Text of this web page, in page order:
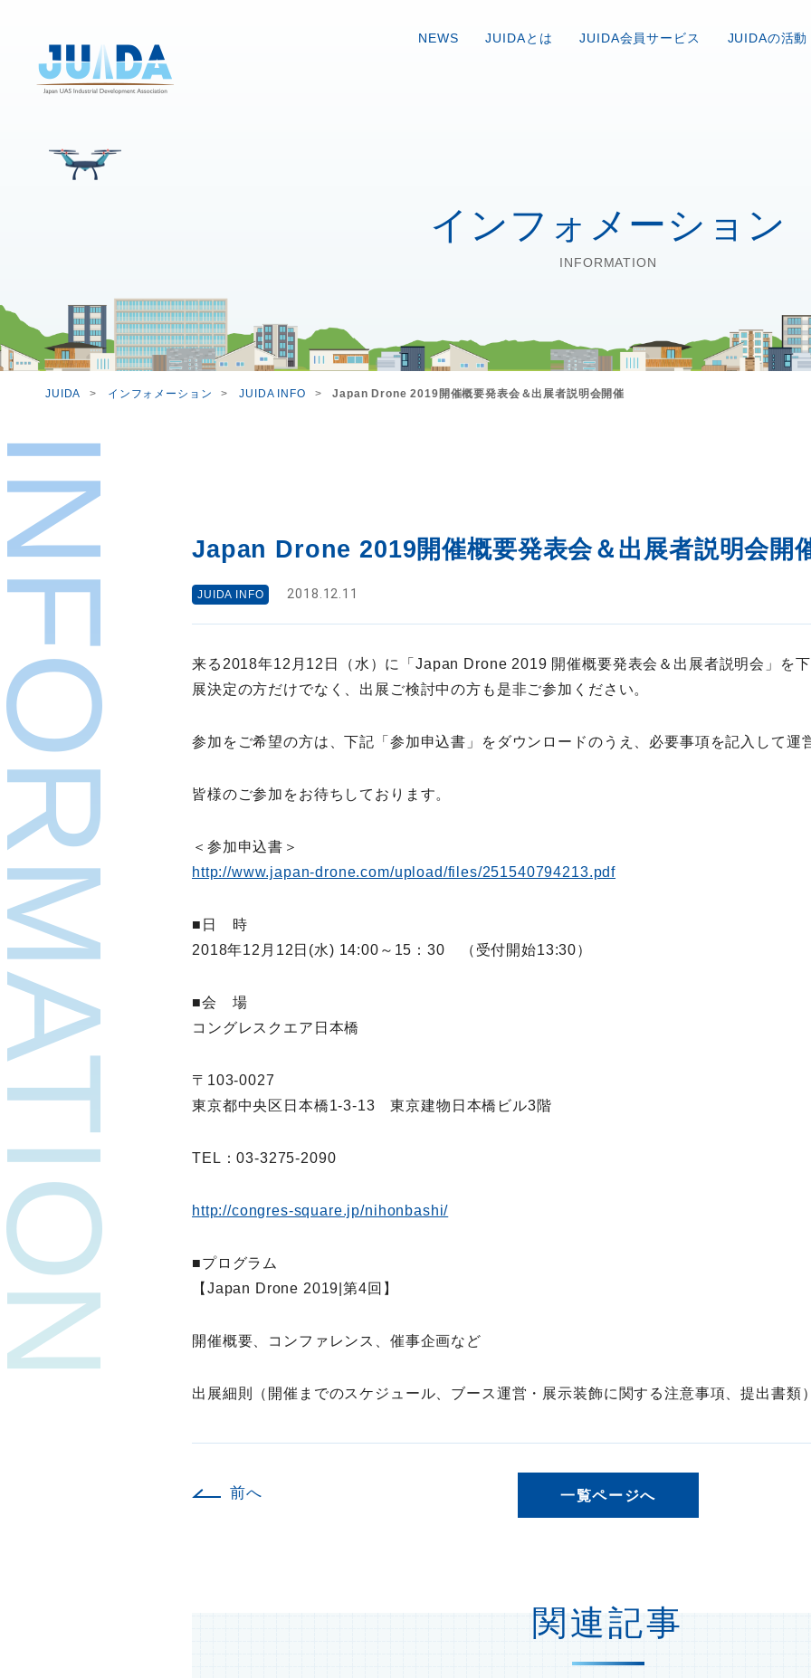
NEWS
JUIDAとは JUIDA会員サービス JUIDAの活動
インフォメーション
INFORMATION
JUIDA インフォメーション JUIDA INFO Japan Drone 2019開催概要発表会＆出展者説明会開催
Japan Drone 2019開催概要発表会＆出展者説明会開
JUIDA INFO 2018.12.11
来る2018年12月12日（水）に「Japan Drone 2019 開催概要発表会＆出展者説明会」を
展決定の方だけでなく、出展ご検討中の方も是非ご参加ください。
参加をご希望の方は、下記「参加申込書」をダウンロードのうえ、必要事項を記入して運
皆様のご参加をお待ちしております。
＜参加申込書＞
http://www.japan-drone.com/upload/files/251540794213.pdf
■日 時
2018年12月12日(水) 14:00～15：30 （受付開始13:30）
■会 場
コングレスクエア日本橋
〒103-0027
東京都中央区日本橋1-3-13 東京建物日本橋ビル3階
TEL：03-3275-2090
http://congres-square.jp/nihonbashi/
■プログラム
【Japan Drone 2019|第4回】
開催概要、コンファレンス、催事企画など
出展細則（開催までのスケジュール、ブース運営・展示装飾に関する注意事項、提出書類
前へ 一覧ページへ
関連記事